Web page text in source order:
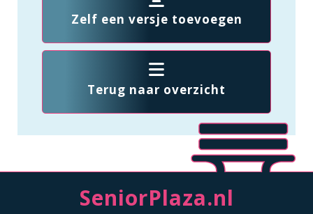
Zelf een versje toevoegen
Terug naar overzicht
SeniorPlaza.nl